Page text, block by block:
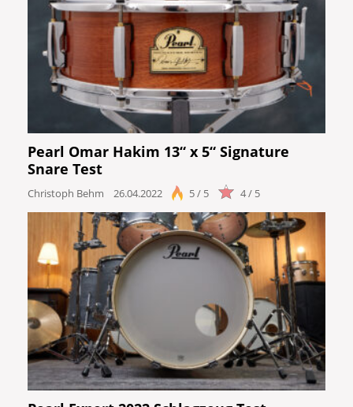
Pearl Omar Hakim 13“ x 5“ Signature
Snare Test
Christoph Behm 26.04.2022 5 / 5 4 / 5